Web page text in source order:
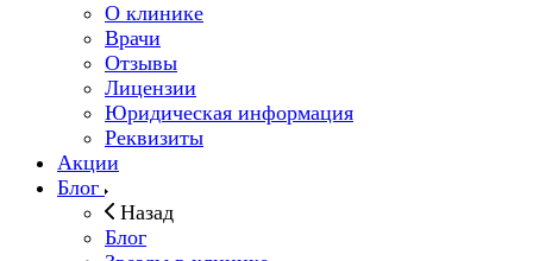
О клинике
Врачи
Отзывы
Лицензии
Юридическая информация
Реквизиты
Акции
Блог
Назад
Блог